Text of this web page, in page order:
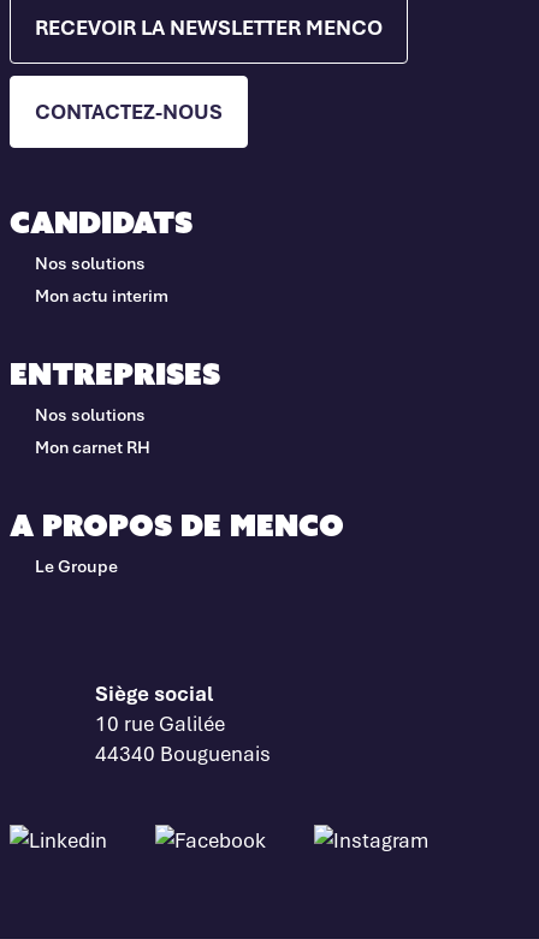
RECEVOIR LA NEWSLETTER MENCO
CONTACTEZ-NOUS
Candidats
Nos solutions
Mon actu interim
Entreprises
Nos solutions
Mon carnet RH
A propos de Menco
Le Groupe
Siège social
10 rue Galilée
44340 Bouguenais